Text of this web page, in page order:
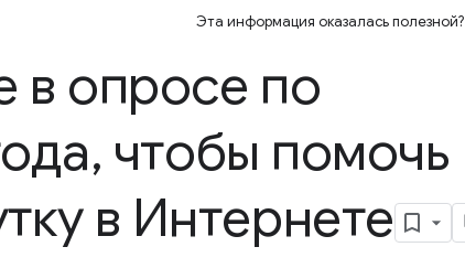
Эта информация оказалась полезной?
в опросе по
, чтобы помочь
в Интернете